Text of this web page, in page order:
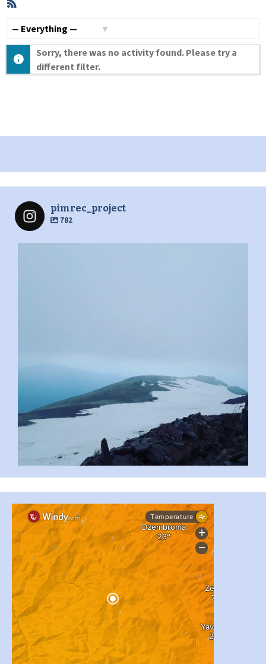
Member
Activities
Sorry, there was no activity found. Please try a
different filter.
pimrec_project
782
...
pimrec_project